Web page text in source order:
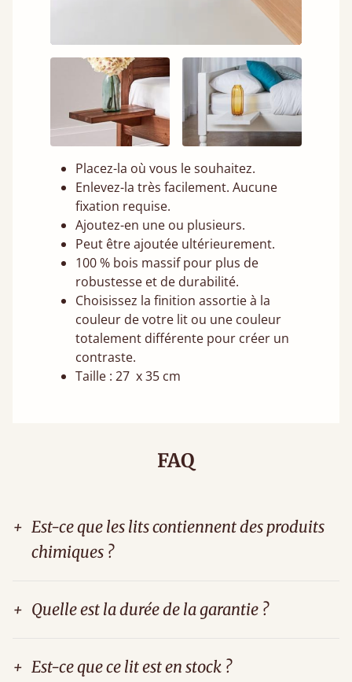
Placez-la où vous le souhaitez.
Enlevez-la très facilement. Aucune
fixation requise.
Ajoutez-en une ou plusieurs.
Peut être ajoutée ultérieurement.
100 % bois massif pour plus de
robustesse et de durabilité.
Choisissez la finition assortie à la
couleur de votre lit ou une couleur
totalement différente pour créer un
contraste.
Taille : 27 x 35 cm
FAQ
+ Est-ce que les lits contiennent des produits
chimiques ?
+ Quelle est la durée de la garantie ?
+ Est-ce que ce lit est en stock ?